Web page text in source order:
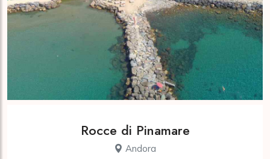
Rocce di Pinamare
Andora